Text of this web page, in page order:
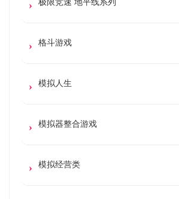
格斗游戏
模拟人生
模拟器整合游戏
模拟经营类